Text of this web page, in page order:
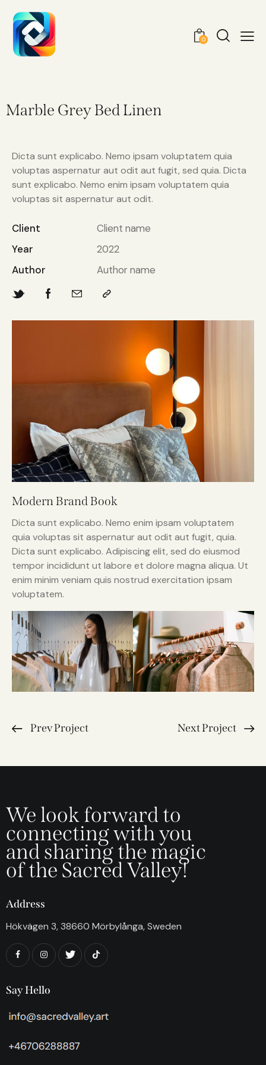
0
Marble Grey Bed Linen
Modern Brand Book
Dicta sunt explicabo. Nemo enim ipsam voluptatem
quia voluptas sit aspernatur aut odit aut fugit, quia.
Dicta sunt explicabo. Adipiscing elit, sed do eiusmod
tempor incididunt ut labore et dolore magna aliqua. Ut
enim minim veniam quis nostrud exercitation ipsam
voluptatem.
Dicta sunt explicabo. Nemo ipsam voluptatem quia
voluptas aspernatur aut odit aut fugit, sed quia. Dicta
sunt explicabo. Nemo enim ipsam voluptatem quia
voluptas sit aspernatur aut odit.
Client
Client name
Year
2022
Author
Author name
Prev Project Next Project
We look forward to
connecting with you
and sharing the magic
of the Sacred Valley!
Address
Hökvägen 3, 38660 Mörbylånga, Sweden
Say Hello